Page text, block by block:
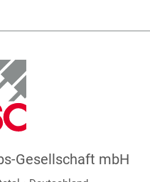
Gesellschaft mbH